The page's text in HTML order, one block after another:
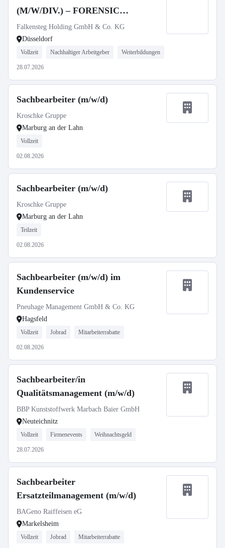
(M/W/DIV.) – FORENSIC
SERVICES
Falkensteg Holding GmbH & Co. KG
Düsseldorf
Vollzeit Nachhaltiger Arbeitgeber Weiterbildungen
28.07.2026
Sachbearbeiter (m/w/d)
Kroschke Gruppe
Marburg an der Lahn
Vollzeit
02.08.2026
Sachbearbeiter (m/w/d)
Kroschke Gruppe
Marburg an der Lahn
Teilzeit
02.08.2026
Sachbearbeiter (m/w/d) im
Kundenservice
Pneuhage Management GmbH & Co. KG
Hagsfeld
Vollzeit Jobrad Mitarbeiterrabatte
02.08.2026
Sachbearbeiter/in
Qualitätsmanagement (m/w/d)
BBP Kunststoffwerk Marbach Baier GmbH
Neuteichnitz
Vollzeit Firmenevents Weihnachtsgeld
28.07.2026
Sachbearbeiter
Ersatzteilmanagement (m/w/d)
BAGeno Raiffeisen eG
Markelsheim
Vollzeit Jobrad Mitarbeiterrabatte